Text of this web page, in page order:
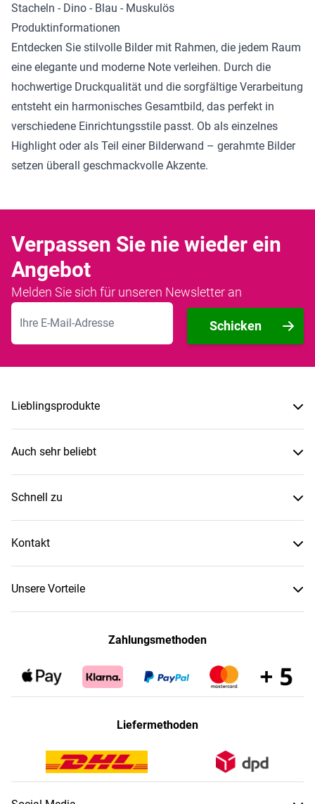
Stacheln - Dino - Blau - Muskulös
Produktinformationen
Entdecken Sie stilvolle Bilder mit Rahmen, die jedem Raum
eine elegante und moderne Note verleihen. Durch die
hochwertige Druckqualität und die sorgfältige Verarbeitung
entsteht ein harmonisches Gesamtbild, das perfekt in
verschiedene Einrichtungsstile passt. Ob als einzelnes
Highlight oder als Teil einer Bilderwand – gerahmte Bilder
setzen überall geschmackvolle Akzente.
Verpassen Sie nie wieder ein
Angebot
Melden Sie sich für unseren Newsletter an
E-Mailadresse
Schicken
Lieblingsprodukte
Auch sehr beliebt
Schnell zu
Kontakt
Unsere Vorteile
Zahlungsmethoden
Liefermethoden